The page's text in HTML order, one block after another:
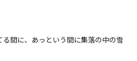
間に、あっという間に集落の中の雪